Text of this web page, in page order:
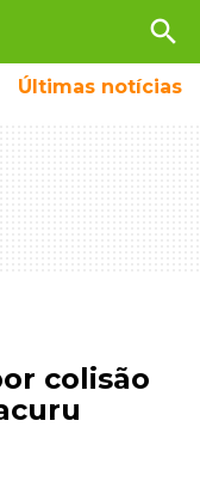
search
Últimas notícias
colisão